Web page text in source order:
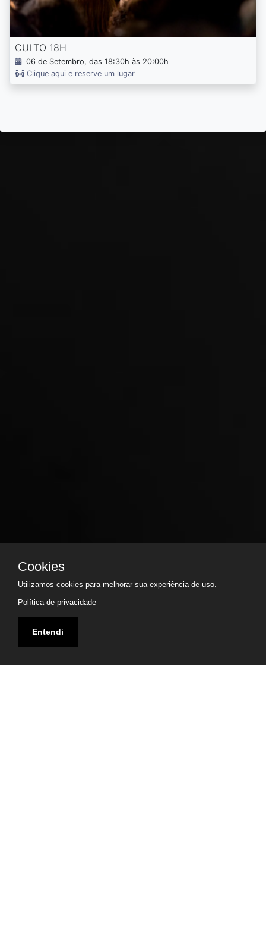
CULTO 18H
06 de Setembro, das 18:30h às 20:00h
Clique aqui e reserve um lugar
Cookies
Utilizamos cookies para melhorar sua experiência de uso.
Política de privacidade
Entendi